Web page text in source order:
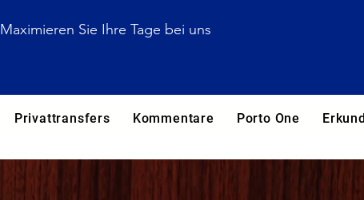
Maximieren Sie Ihre Tage bei uns
Privattransfers Kommentare Porto One